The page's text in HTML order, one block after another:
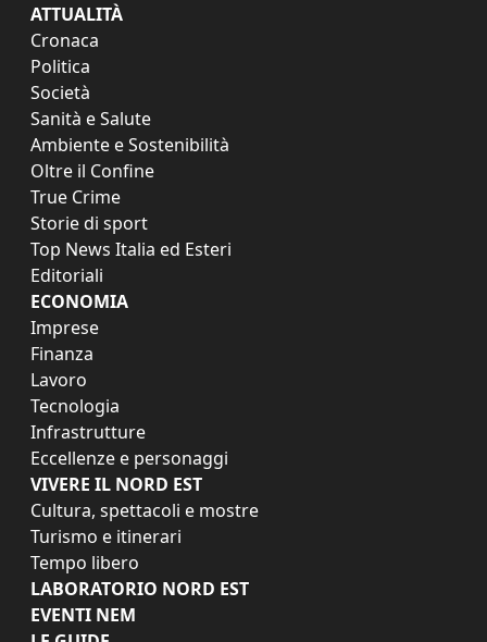
ATTUALITÀ
Cronaca
Politica
Società
Sanità e Salute
Ambiente e Sostenibilità
Oltre il Confine
True Crime
Storie di sport
Top News Italia ed Esteri
Editoriali
ECONOMIA
Imprese
Finanza
Lavoro
Tecnologia
Infrastrutture
Eccellenze e personaggi
VIVERE IL NORD EST
Cultura, spettacoli e mostre
Turismo e itinerari
Tempo libero
LABORATORIO NORD EST
EVENTI NEM